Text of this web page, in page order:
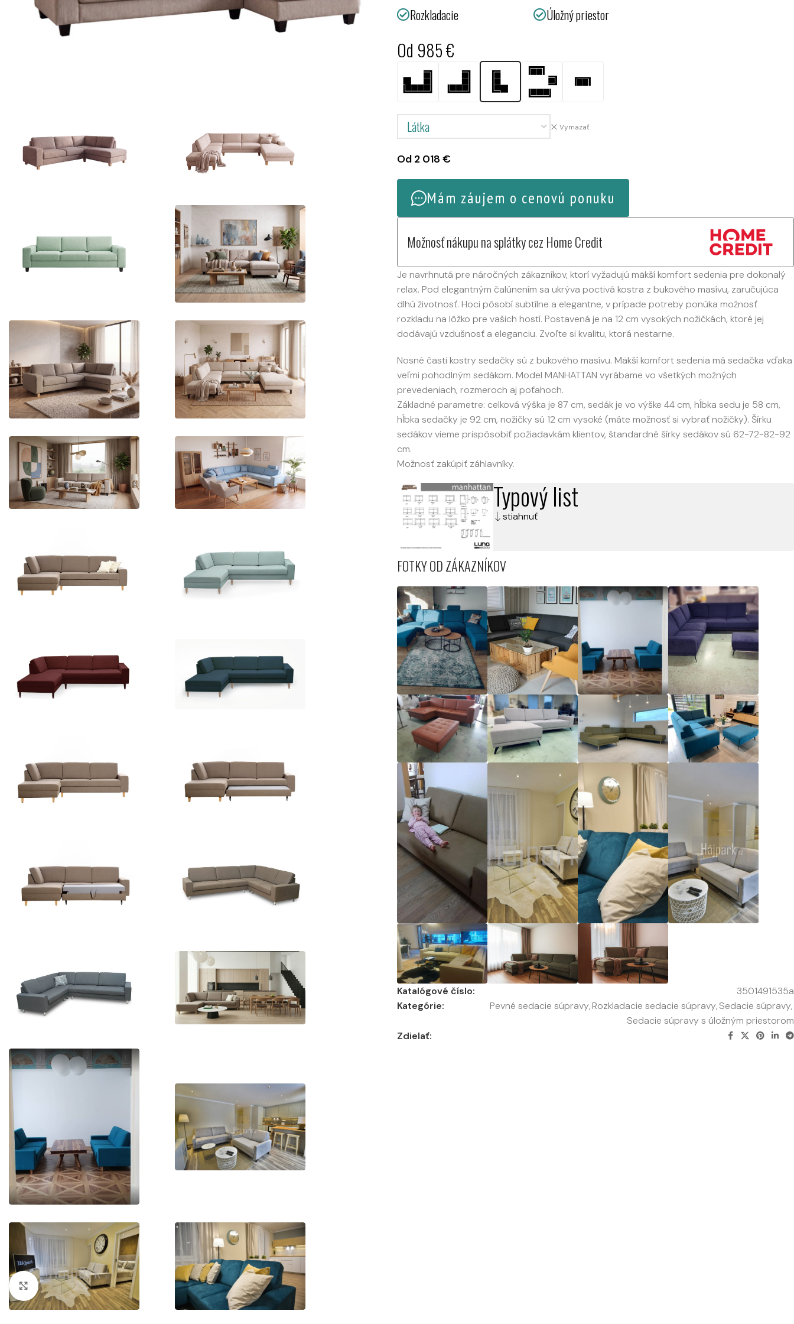
Kliknutím zväčšíte
Rozkladacie Úložný priestor
Od 985€
Vymazať
Od 2 018 €
Mám záujem o cenovú ponuku
Možnosť nákupu na splátky cez Home Credit
Je navrhnutá pre náročných zákazníkov, ktorí vyžadujú mäkší komfort sedenia pre dokonalý
relax. Pod elegantným čalúnením sa ukrýva poctivá kostra z bukového masívu, zaručujúca
dlhú životnosť. Hoci pôsobí subtílne a elegantne, v prípade potreby ponúka možnosť
rozkladu na lôžko pre vašich hostí. Postavená je na 12 cm vysokých nožičkách, ktoré jej
dodávajú vzdušnosť a eleganciu. Zvoľte si kvalitu, ktorá nestarne.
Nosné časti kostry sedačky sú z bukového masívu. Mäkší komfort sedenia má sedačka vďaka
veľmi pohodlným sedákom. Model MANHATTAN vyrábame vo všetkých možných
prevedeniach, rozmeroch aj poťahoch.
Základné parametre: celková výška je 87 cm, sedák je vo výške 44 cm, hĺbka sedu je 58 cm,
hĺbka sedačky je 92 cm, nožičky sú 12 cm vysoké (máte možnosť si vybrať nožičky). Šírku
sedákov vieme prispôsobiť požiadavkám klientov, štandardné šírky sedákov sú 62-72-82-92
cm.
Možnosť zakúpiť záhlavníky.
Typový list
stiahnuť
FOTKY OD ZÁKAZNÍKOV
Katalógové číslo:
3501491535a
Kategórie:
Pevné sedacie súpravy,Rozkladacie sedacie súpravy,Sedacie súpravy,
Sedacie súpravy s úložným priestorom
Zdielať: